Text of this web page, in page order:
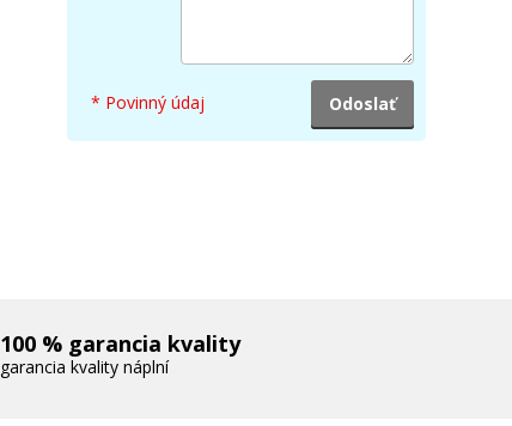
* Povinný údaj
100 % garancia kvality
garancia kvality náplní